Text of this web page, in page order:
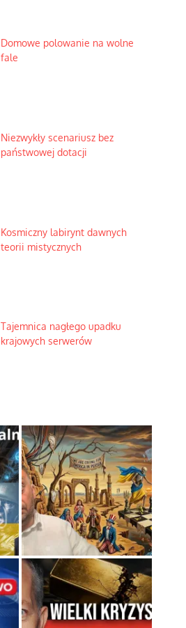
Domowe polowanie na wolne
fale
Niezwykły scenariusz bez
państwowej dotacji
Kosmiczny labirynt dawnych
teorii mistycznych
Tajemnica nagłego upadku
krajowych serwerów